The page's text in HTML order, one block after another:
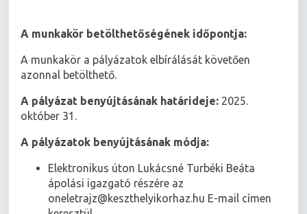
A munkakör betölthetőségének időpontja:
A munkakör a pályázatok elbírálását követően
azonnal betölthető.
A pályázat benyújtásának határideje: 2025.
október 31.
A pályázatok benyújtásának módja:
Elektronikus úton Lukácsné Turbéki Beáta
ápolási igazgató részére az
oneletrajz@keszthelyikorhaz.hu E-mail címen